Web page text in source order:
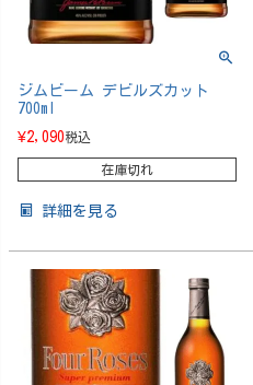
ジムビーム デビルズカット
700ml
¥2,090税込
在庫切れ
詳細を見る